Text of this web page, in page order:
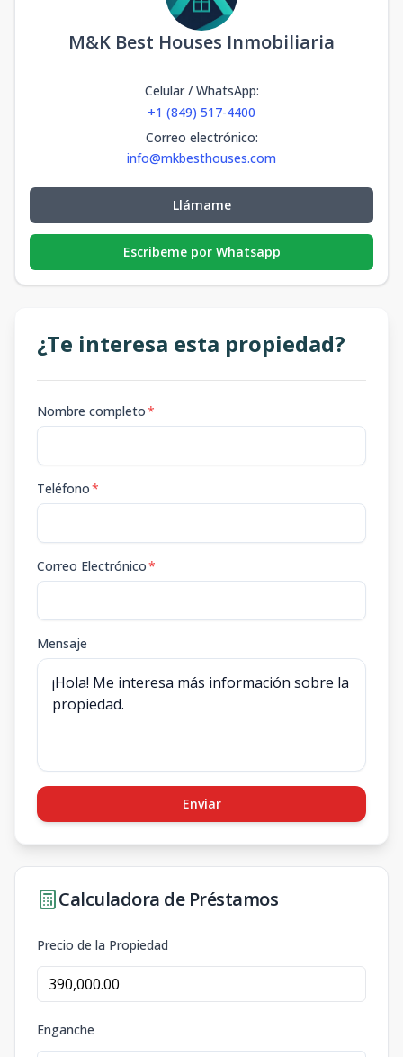
M&K Best Houses Inmobiliaria
Celular / WhatsApp:
+1 (849) 517-4400
Correo electrónico:
info@mkbesthouses.com
Llámame
Escribeme por Whatsapp
¿Te interesa esta propiedad?
Nombre completo*
Teléfono*
Correo Electrónico*
Mensaje
Enviar
Calculadora de Préstamos
Precio de la Propiedad
Enganche